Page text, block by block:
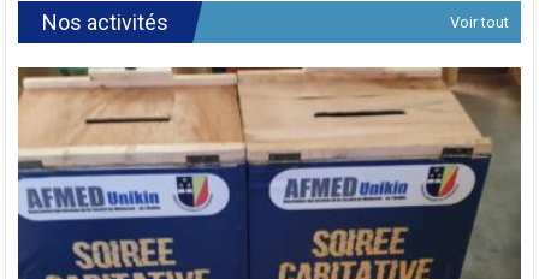
Révision
des
Textes
Statutaires
de
l’AFMED
en
sigle
COMREV.
Nos activités Voir tout